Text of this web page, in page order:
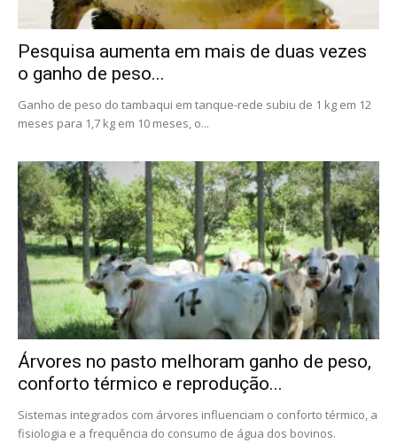
Pesquisa aumenta em mais de duas vezes
o ganho de peso...
Ganho de peso do tambaqui em tanque-rede subiu de 1 kg em 12
meses para 1,7 kg em 10 meses, o...
Árvores no pasto melhoram ganho de peso,
conforto térmico e reprodução...
Sistemas integrados com árvores influenciam o conforto térmico, a
fisiologia e a frequência do consumo de água dos bovinos.